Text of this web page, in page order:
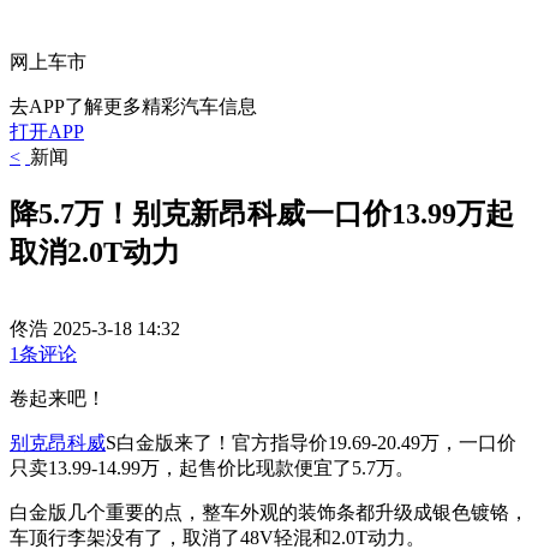
网上车市
去APP了解更多精彩汽车信息
打开APP
< 新闻
降5.7万！别克新昂科威一口价13.99万起
取消2.0T动力
佟浩 2025-3-18 14:32
1条评论
卷起来吧！
别克昂科威S白金版来了！官方指导价19.69-20.49万，一口价
只卖13.99-14.99万，起售价比现款便宜了5.7万。
白金版几个重要的点，整车外观的装饰条都升级成银色镀铬，
车顶行李架没有了，取消了48V轻混和2.0T动力。